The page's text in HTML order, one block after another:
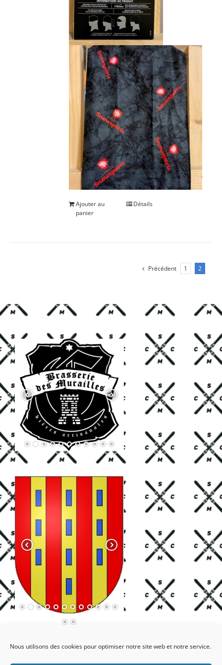
Nous utilisons des cookies pour optimiser notre site web et notre service.
Ajouter au
panier
Détails
Précédent 1 2